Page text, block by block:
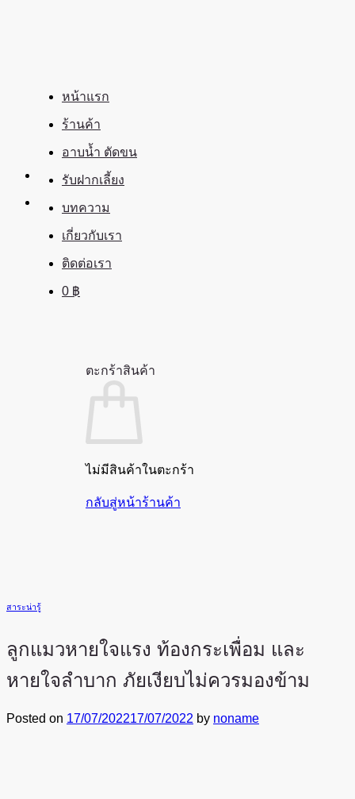
หน้าแรก
ร้านค้า
อาบน้ำ ตัดขน
รับฝากเลี้ยง
บทความ
เกี่ยวกับเรา
ติดต่อเรา
0 ฿
ตะกร้าสินค้า
ไม่มีสินค้าในตะกร้า
กลับสู่หน้าร้านค้า
สาระน่ารู้
ลูกแมวหายใจแรง ท้องกระเพื่อม และ
หายใจลำบาก ภัยเงียบไม่ควรมองข้าม
Posted on 17/07/202217/07/2022 by noname